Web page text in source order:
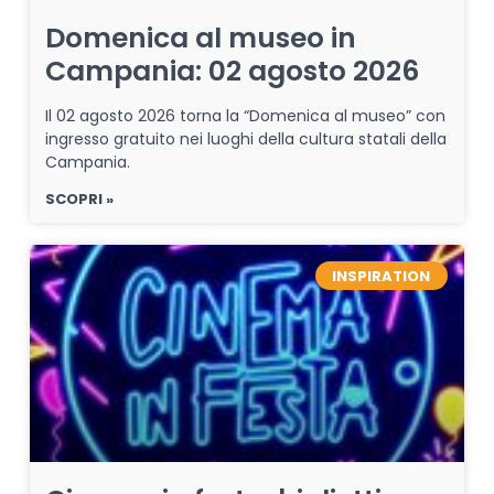
Domenica al museo in
Campania: 02 agosto 2026
Il 02 agosto 2026 torna la “Domenica al museo” con
ingresso gratuito nei luoghi della cultura statali della
Campania.
SCOPRI »
INSPIRATION